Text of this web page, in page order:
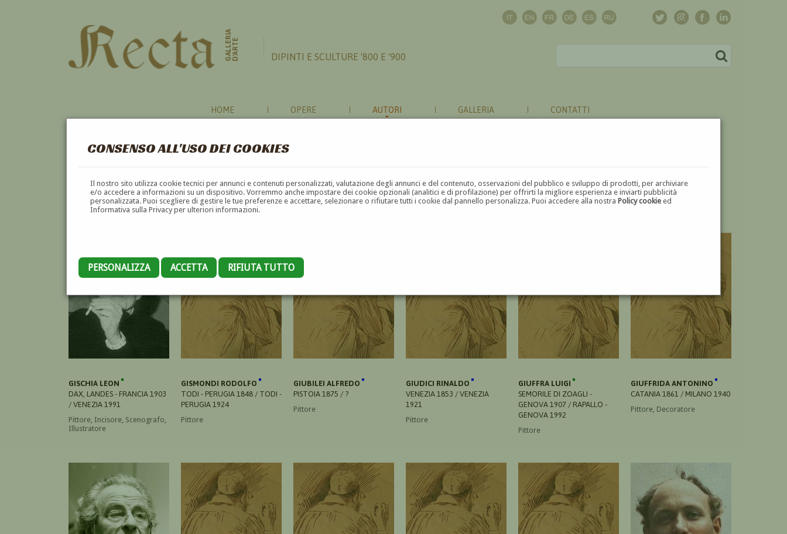
CONSENSO ALL'USO DEI COOKIES
Il nostro sito utilizza cookie tecnici per annunci e contenuti personalizzati, valutazione degli annunci e del contenuto, osservazioni del pubblico e sviluppo di prodotti, per archiviare
e/o accedere a informazioni su un dispositivo. Vorremmo anche impostare dei cookie opzionali (analitici e di profilazione) per offrirti la migliore esperienza e inviarti pubblicità
personalizzata. Puoi scegliere di gestire le tue preferenze e accettare, selezionare o rifiutare tutti i cookie dal pannello personalizza. Puoi accedere alla nostraPolicy cookie ed
Informativa sulla Privacy per ulteriori informazioni.
PERSONALIZZA ACCETTA RIFIUTA TUTTO
GALLERIAD'ARTE DIPINTI E SCULTURE '800 E '900
HOME OPERE AUTORI GALLERIA CONTATTI
PITTORI
A B C D E F G H I J K L M N O P Q R S T U V W X Y Z ⬅
GISCHIA LEON
DAX, LANDES - FRANCIA 1903
/ VENEZIA 1991
Pittore, Incisore, Scenografo,
Illustratore
GISMONDI RODOLFO
TODI - PERUGIA 1848 / TODI -
PERUGIA 1924
Pittore
GIUBILEI ALFREDO
PISTOIA 1875 / ?
Pittore
GIUDICI RINALDO
VENEZIA 1853 / VENEZIA
1921
Pittore
GIUFFRA LUIGI
SEMORILE DI ZOAGLI -
GENOVA 1907 / RAPALLO -
GENOVA 1992
Pittore
GIUFFRIDA ANTONINO
CATANIA 1861 / MILANO 1940
Pittore, Decoratore